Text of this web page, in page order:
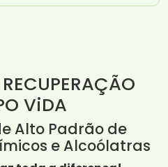
ViDA
Alto Padrão de
e Alcoólatras